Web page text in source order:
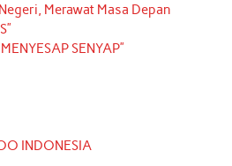
Merawat Masa Depan
SENYAP”
INDONESIA